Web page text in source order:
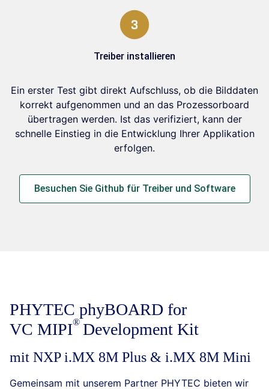
Treiber installieren
Ein erster Test gibt direkt Aufschluss, ob die Bilddaten
korrekt aufgenommen und an das Prozessorboard
übertragen werden. Ist das verifiziert, kann der
schnelle Einstieg in die Entwicklung Ihrer Applikation
erfolgen.
Besuchen Sie Github für Treiber und Software
PHYTEC phyBOARD for
VC MIPI Development Kit
mit NXP i.MX 8M Plus & i.MX 8M Mini
Gemeinsam mit unserem Partner PHYTEC bieten wir